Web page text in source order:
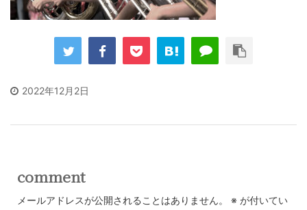
2022年12月2日
comment
メールアドレスが公開されることはありません。 ※ が付いてい